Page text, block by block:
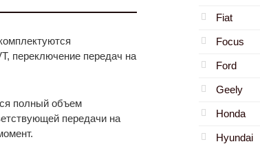
переключение передач на
полный объем
передачи на
Fiat
Focus
Ford
Geely
Honda
Hyundai